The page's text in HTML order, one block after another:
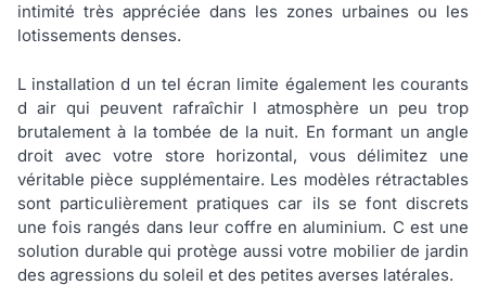
intimité très appréciée dans les zones urbaines ou les
lotissements denses.
L installation d un tel écran limite également les courants
d air qui peuvent rafraîchir l atmosphère un peu trop
brutalement à la tombée de la nuit. En formant un angle
droit avec votre store horizontal, vous délimitez une
véritable pièce supplémentaire. Les modèles rétractables
sont particulièrement pratiques car ils se font discrets
une fois rangés dans leur coffre en aluminium. C est une
solution durable qui protège aussi votre mobilier de jardin
des agressions du soleil et des petites averses latérales.